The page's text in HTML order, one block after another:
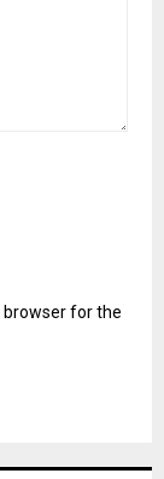
browser for the